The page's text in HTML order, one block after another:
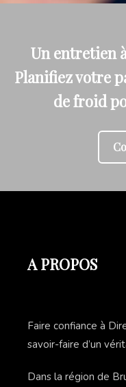
Un entretien
Planifiez votre
de froid
A PROPOS
Faire confiance à
savoir-faire d’un
Dans la région de